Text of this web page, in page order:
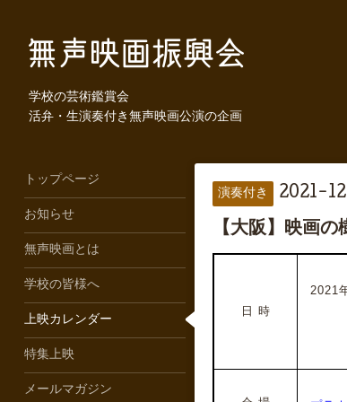
学校の芸術鑑賞会
活弁・生演奏付き無声映画公演の企画
演奏付き 2021-
【大阪】映画
日 時
2021
トップページ
お知らせ
無声映画とは
学校の皆様へ
上映カレンダー
特集上映
メールマガジン